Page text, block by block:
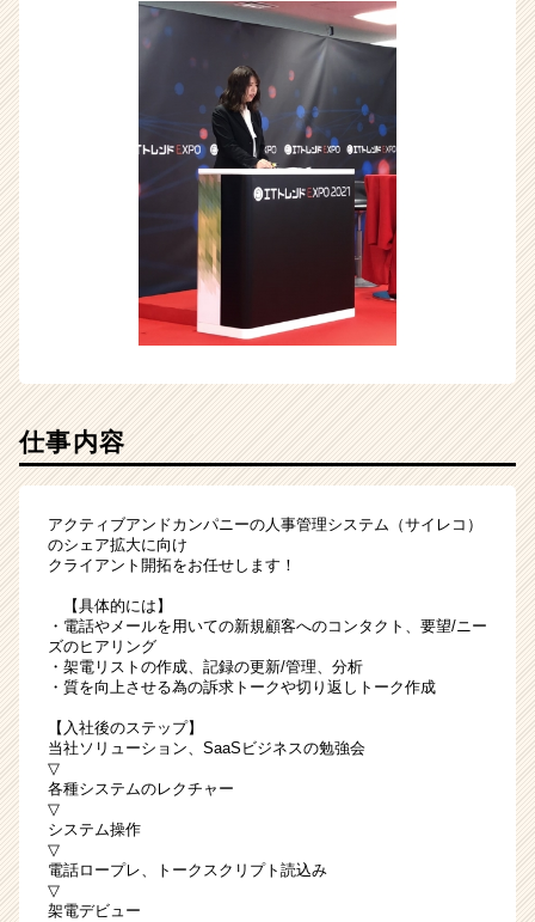
活
サ
イ
ト
チ
ア
キ
ャ
ア
仕事内容
アクティブアンドカンパニーの人事管理システム（サイレコ）
のシェア拡大に向け
クライアント開拓をお任せします！
【具体的には】
・電話やメールを用いての新規顧客へのコンタクト、要望/ニー
ズのヒアリング
・架電リストの作成、記録の更新/管理、分析
・質を向上させる為の訴求トークや切り返しトーク作成
【入社後のステップ】
当社ソリューション、SaaSビジネスの勉強会
▽
各種システムのレクチャー
▽
システム操作
▽
電話ロープレ、トークスクリプト読込み
▽
架電デビュー